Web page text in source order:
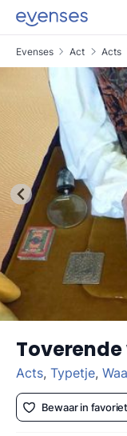
Evenses Act Acts
Acts, Typetje,
Bewaar in